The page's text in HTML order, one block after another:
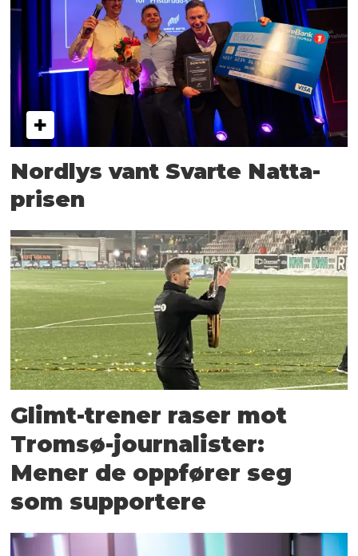
Nordlys vant Svarte Natta-
prisen
Glimt-trener raser mot
Tromsø-journalister:
Mener de oppfører seg
som supportere